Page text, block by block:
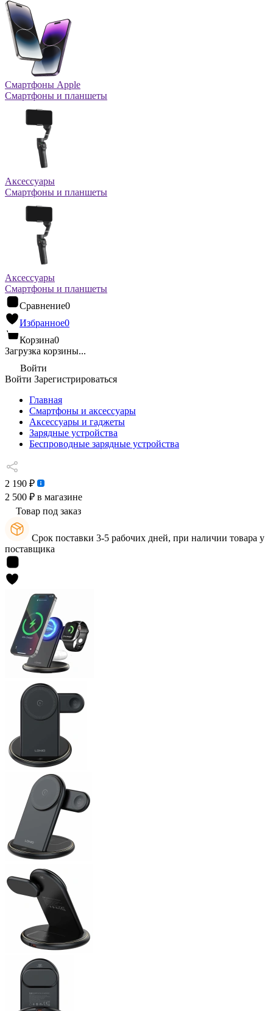
Смартфоны Apple
Смартфоны и планшеты
Аксессуары
Смартфоны и планшеты
Аксессуары
Смартфоны и планшеты
Сравнение0
Избранное0
Корзина0
Загрузка корзины...
Войти
Войти Зарегистрироваться
Главная
Смартфоны и аксессуары
Аксессуары и гаджеты
Зарядные устройства
Беспроводные зарядные устройства
2 190 ₽
2 500 ₽ в магазине
Товар под заказ
Срок поставки 3-5 рабочих дней, при наличии товара у
поставщика